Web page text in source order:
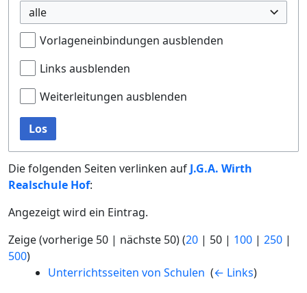
alle
Vorlageneinbindungen ausblenden
Links ausblenden
Weiterleitungen ausblenden
Los
Die folgenden Seiten verlinken auf J.G.A. Wirth
Realschule Hof:
Angezeigt wird ein Eintrag.
Zeige (vorherige 50 | nächste 50) (20 | 50 | 100 | 250 |
500)
Unterrichtsseiten von Schulen (← Links)